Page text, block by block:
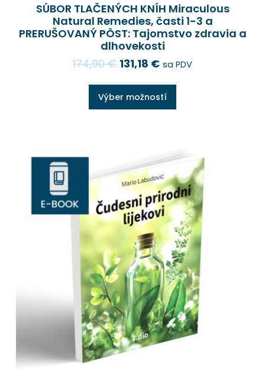
SÚBOR TLAČENÝCH KNÍH Miraculous
Natural Remedies, časti 1-3 a
PRERUŠOVANÝ PÔST: Tajomstvo zdravia a
dlhovekosti
174,90€ 131,18 € sa PDV
Výber možností